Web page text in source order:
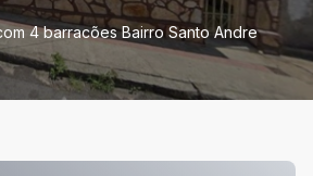
4 barracões Bairro Santo Andre